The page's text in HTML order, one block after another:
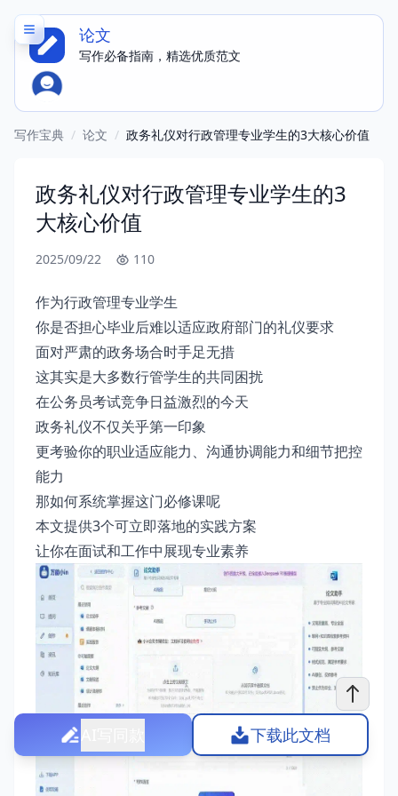
论文
写作必备指南，精选优质范文
写作宝典 / 论文 / 政务礼仪对行政管理专业学生的3大核心价值
政务礼仪对行政管理专业学生的3
大核心价值
2025/09/22 110
作为行政管理专业学生
你是否担心毕业后难以适应政府部门的礼仪要求
面对严肃的政务场合时手足无措
这其实是大多数行管学生的共同困扰
在公务员考试竞争日益激烈的今天
政务礼仪不仅关乎第一印象
更考验你的职业适应能力、沟通协调能力和细节把控
能力
那如何系统掌握这门必修课呢
本文提供3个可立即落地的实践方案
让你在面试和工作中展现专业素养
下载此文档